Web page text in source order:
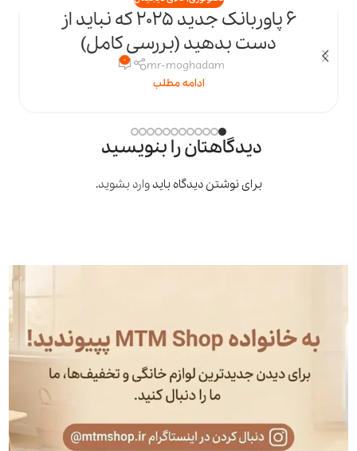
6 پاوربانک جدید 2025 که نباید از
دست بدهید (بررسی کامل)
mr-moghadam
0
ادامه مطلب
دیدگاهتان را بنویسید
برای نوشتن دیدگاه بایدوارد بشوید.